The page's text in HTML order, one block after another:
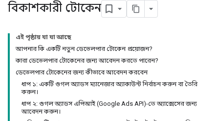
বিকাশকারী টোকেন
এই পৃষ্ঠায় যা যা আছে
আপনার কি একটি নতুন ডেভেলপার টোকেন প্রয়োজন?
কারা ডেভেলপার টোকেনের জন্য আবেদন করতে পারেন?
ডেভেলপার টোকেনের জন্য কীভাবে আবেদন করবেন
ধাপ ১: একটি গুগল অ্যাডস ম্যানেজার অ্যাকাউন্ট নির্বাচন করুন বা তৈরি
করুন।
ধাপ ২: গুগল অ্যাডস এপিআই (Google Ads API)-তে অ্যাক্সেসের জন্য
আবেদন করুন।